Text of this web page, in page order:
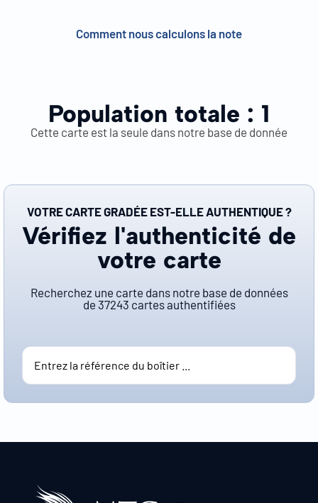
Comment nous calculons la note
Population totale : 1
Cette carte est la seule dans notre base de donnée
VOTRE CARTE GRADÉE EST-ELLE AUTHENTIQUE ?
Vérifiez l'authenticité de
votre carte
Recherchez une carte dans notre base de données
de 37243 cartes authentifiées